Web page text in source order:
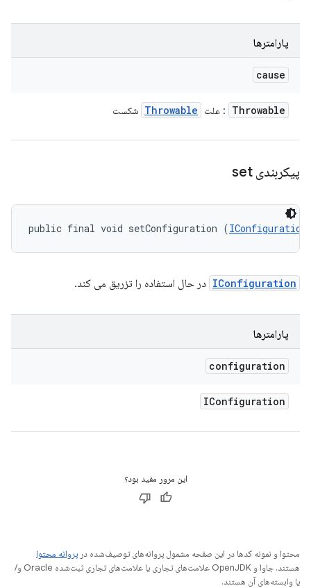
پارامترها
cause
Throwable : علت Throwable شکست
پیکربندی set
public final void setConfiguration (IConfiguration
IConfiguration در حال استفاده را تزریق می کند.
پارامترها
configuration
IConfiguration
این مرور مفید بود؟
محتوا و نمونه کدها در این صفحه مشمول پروانه‌های توصیف‌شده در پروانه محتوا
هستند. جاوا و OpenJDK علامت‌های تجاری یا علامت‌های تجاری ثبت‌شده Oracle و/
یا وابسته‌های آن هستند.